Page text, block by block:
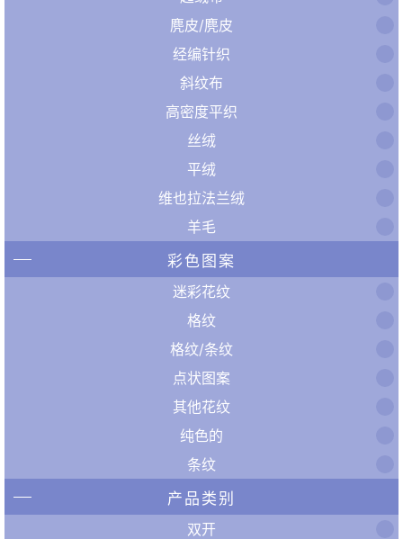
麂皮/麂皮
经编针织
斜纹布
高密度平织
丝绒
平绒
维也拉法兰绒
羊毛
彩色图案
迷彩花纹
格纹
格纹/条纹
点状图案
其他花纹
纯色的
条纹
产品类别
双开